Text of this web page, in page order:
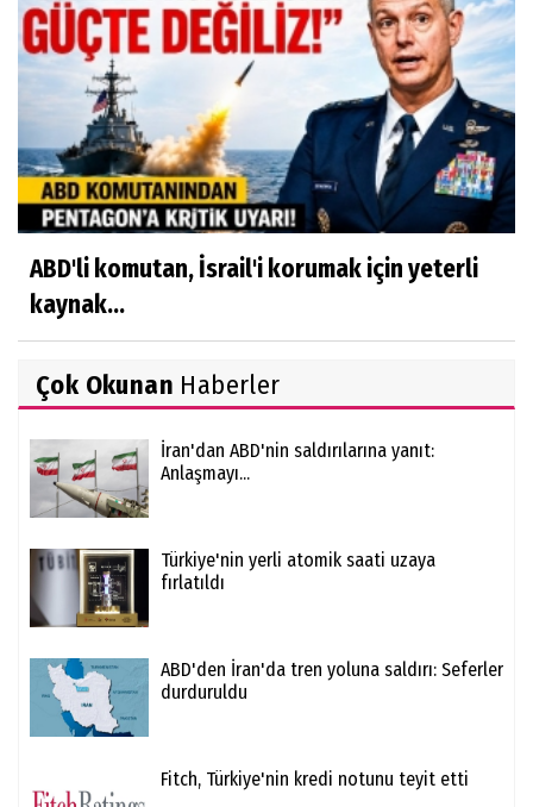
ABD'li komutan, İsrail'i korumak için yeterli
kaynak...
Çok Okunan Haberler
İran'dan ABD'nin saldırılarına yanıt:
Anlaşmayı...
Türkiye'nin yerli atomik saati uzaya
fırlatıldı
ABD'den İran'da tren yoluna saldırı: Seferler
durduruldu
Fitch, Türkiye'nin kredi notunu teyit etti